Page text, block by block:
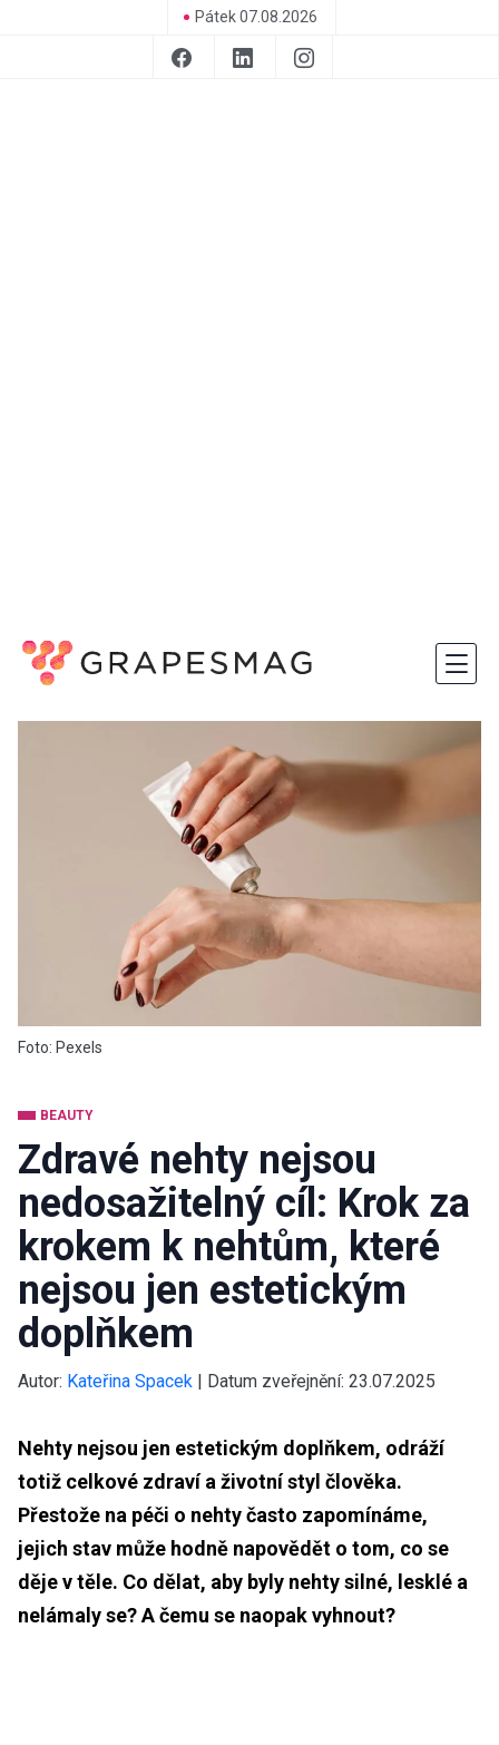
Pátek 07.08.2026
Foto: Pexels
BEAUTY
Zdravé nehty nejsou
nedosažitelný cíl: Krok za
krokem k nehtům, které
nejsou jen estetickým
doplňkem
Autor: Kateřina Spacek | Datum zveřejnění: 23.07.2025
Nehty nejsou jen estetickým doplňkem, odráží
totiž celkové zdraví a životní styl člověka.
Přestože na péči o nehty často zapomínáme,
jejich stav může hodně napovědět o tom, co se
děje v těle. Co dělat, aby byly nehty silné, lesklé a
nelámaly se? A čemu se naopak vyhnout?